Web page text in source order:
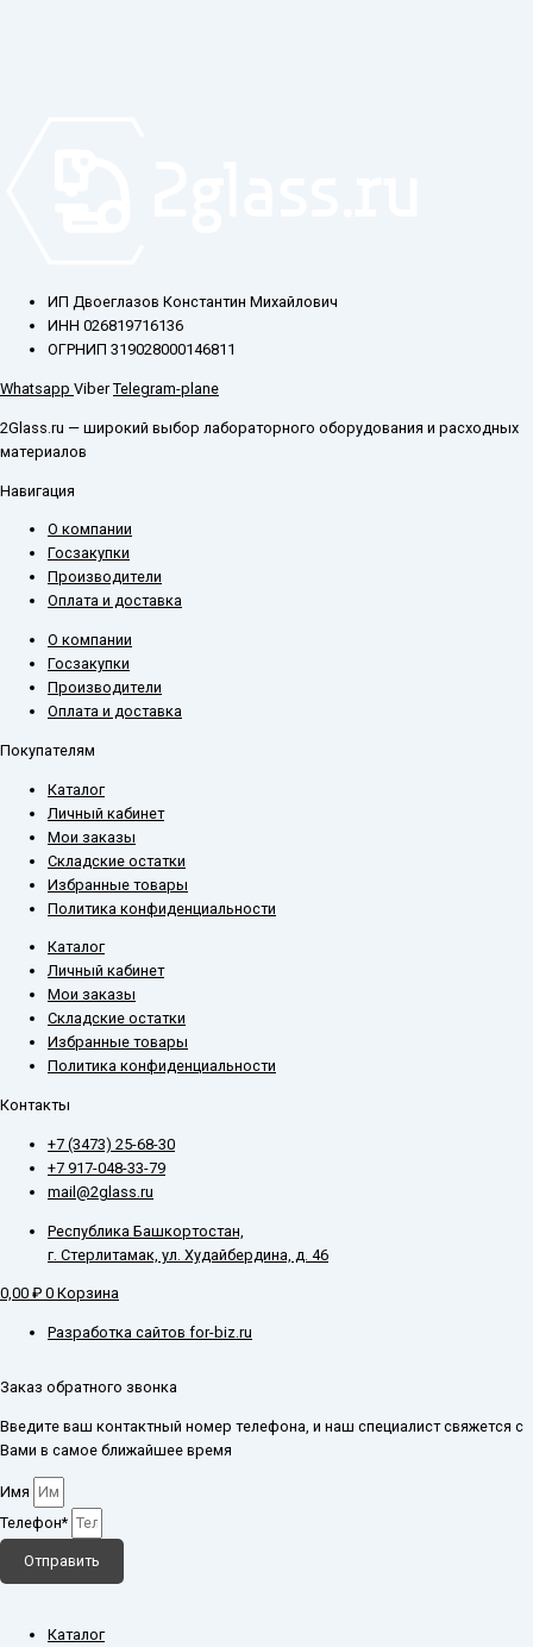
ИП Двоеглазов Константин Михайлович
ИНН 026819716136
ОГРНИП 319028000146811
Whatsapp Viber Telegram-plane
2Glass.ru — широкий выбор лабораторного оборудования и расходных
материалов
Навигация
О компании
Госзакупки
Производители
Оплата и доставка
О компании
Госзакупки
Производители
Оплата и доставка
Покупателям
Каталог
Личный кабинет
Мои заказы
Складские остатки
Избранные товары
Политика конфиденциальности
Каталог
Личный кабинет
Мои заказы
Складские остатки
Избранные товары
Политика конфиденциальности
Контакты
+7 (3473) 25-68-30
+7 917-048-33-79
mail@2glass.ru
Республика Башкортостан,
г. Стерлитамак, ул. Худайбердина, д. 46
0,00 ₽ 0 Корзина
Разработка сайтов for-biz.ru
Заказ обратного звонка
Введите ваш контактный номер телефона, и наш специалист свяжется с
Вами в самое ближайшее время
Имя
Телефон*
Отправить
Каталог